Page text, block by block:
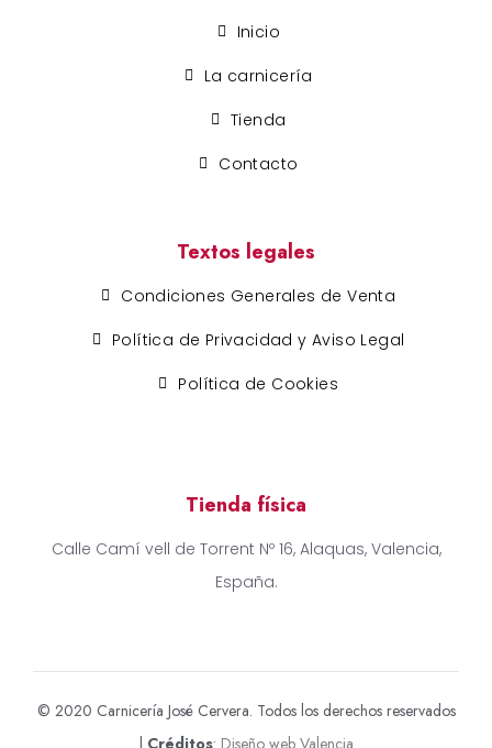
Inicio
La carnicería
Tienda
Contacto
Textos legales
Condiciones Generales de Venta
Política de Privacidad y Aviso Legal
Política de Cookies
Tienda física
Calle Camí vell de Torrent Nº 16, Alaquas, Valencia,
España.
© 2020 Carnicería José Cervera. Todos los derechos reservados
| Créditos: Diseño web Valencia